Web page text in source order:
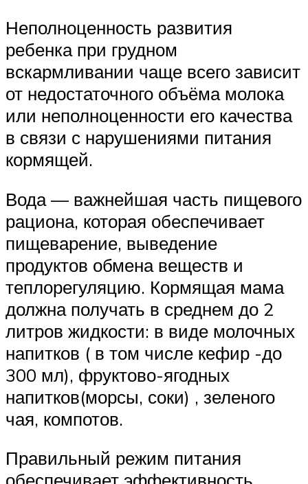
Неполноценность развития
ребенка при грудном
вскармливании чаще всего зависит
от недостаточного объёма молока
или неполноценности его качества
в связи с нарушениями питания
кормящей.
Вода — важнейшая часть пищевого
рациона, которая обеспечивает
пищеварение, выведение
продуктов обмена веществ и
теплорегуляцию. Кормящая мама
должна получать в среднем до 2
литров жидкости: в виде молочных
напитков ( в том числе кефир -до
300 мл), фруктово-ягодных
напитков(морсы, соки) , зеленого
чая, компотов.
Правильный режим питания